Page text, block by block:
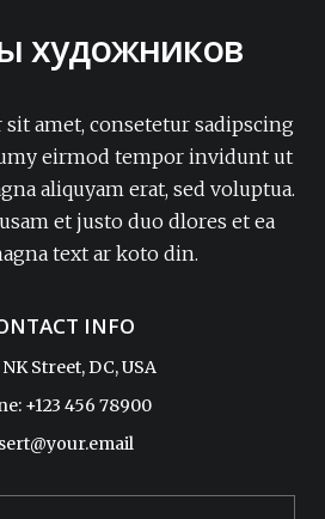
художников
amet, consetetur sadipscing
eirmod tempor invidunt ut
aliquyam erat, sed voluptua.
et justo duo dlores et ea
text ar koto din.
INFO
NK Street, DC, USA
+123 456 78900